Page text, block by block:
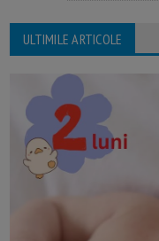
ULTIMILE ARTICOLE